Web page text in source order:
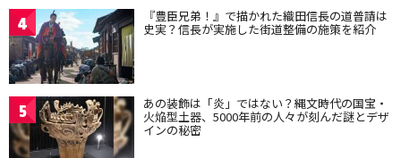
4 『豊臣兄弟！』で描かれた織田信長の道普請は
史実？信長が実施した街道整備の施策を紹介
5 あの装飾は「炎」ではない？縄文時代の国宝・
火焔型土器、5000年前の人々が刻んだ謎とデザ
インの秘密